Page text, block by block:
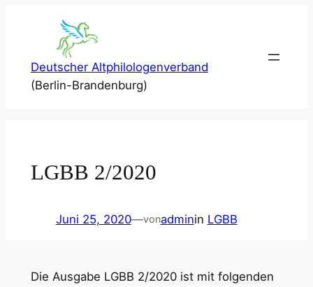
Deutscher Altphilologenverband
(Berlin-Brandenburg)
LGBB 2/2020
Juni 25, 2020—vonadminin LGBB
Die Ausgabe LGBB 2/2020 ist mit folgenden